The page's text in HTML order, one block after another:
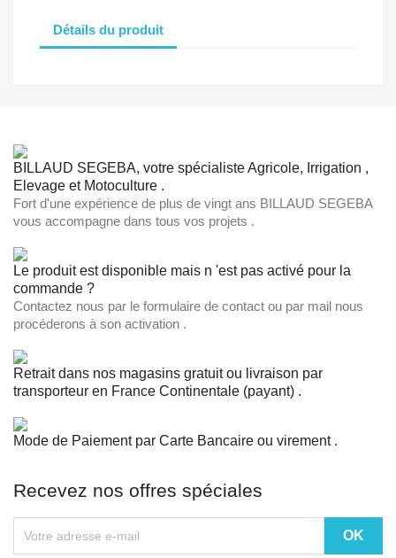
Détails du produit
BILLAUD SEGEBA, votre spécialiste Agricole, Irrigation ,
Elevage et Motoculture .
Fort d'une expérience de plus de vingt ans BILLAUD SEGEBA
vous accompagne dans tous vos projets .
Le produit est disponible mais n 'est pas activé pour la
commande ?
Contactez nous par le formulaire de contact ou par mail nous
procéderons à son activation .
Retrait dans nos magasins gratuit ou livraison par
transporteur en France Continentale (payant) .
Mode de Paiement par Carte Bancaire ou virement .
Recevez nos offres spéciales